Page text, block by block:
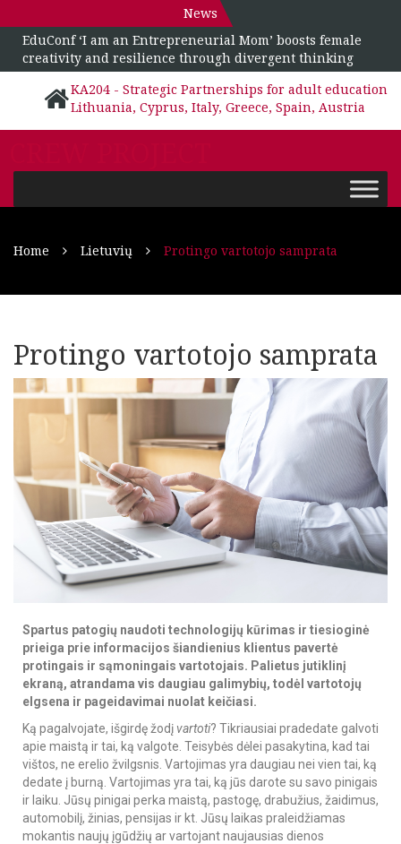
News
EduConf ‘I am an Entrepreneurial Mom’ boosts female
creativity and resilience through divergent thinking
KA204 - Strategic Partnerships for adult education
Lithuania, Cyprus, Italy, Greece, Spain, Austria
Home Lietuvių Protingo vartotojo samprata
Protingo vartotojo samprata
Spartus patogių naudoti technologijų kūrimas ir tiesioginė
prieiga prie informacijos šiandienius klientus pavertė
protingais ir sąmoningais vartotojais. Palietus jutiklinį
ekraną, atrandama vis daugiau galimybių, todėl vartotojų
elgsena ir pageidavimai nuolat keičiasi.
Ką pagalvojate, išgirdę žodį vartoti? Tikriausiai pradedate galvoti
apie maistą ir tai, ką valgote. Teisybės dėlei pasakytina, kad tai
vištos, ne erelio žvilgsnis. Vartojimas yra daugiau nei vien tai, ką
dedate į burną. Vartojimas yra tai, ką jūs darote su savo pinigais
ir laiku. Jūsų pinigai perka maistą, pastogę, drabužius, žaidimus,
automobilį, žinias, pensijas ir kt. Jūsų laikas praleidžiamas
mokantis naujų įgūdžių ar vartojant naujausias dienos